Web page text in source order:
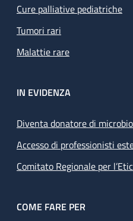
Cure palliative pediatriche
Tumori rari
Malattie rare
IN EVIDENZA
Diventa donatore di
Accesso di professionisti
Comitato Regionale per
COME FARE PER